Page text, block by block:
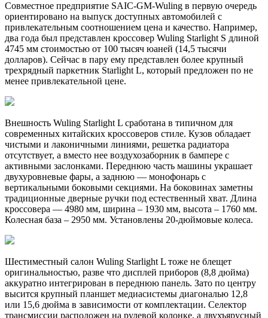
Cовместное предприятие SAIC-GM-Wuling в первую очередь
ориентировано на выпуск доступных автомобилей с
привлекательным соотношением цена и качество. Например,
два года был представлен кроссовер Wuling Starlight S длиной
4745 мм стоимостью от 100 тысяч юаней (14,5 тысячи
долларов). Сейчас в пару ему представлен более крупный
трехрядный паркетник Starlight L, который предложен по не
менее привлекательной цене.
Внешность Wuling Starlight L сработана в типичном для
современных китайских кроссоверов стиле. Кузов обладает
чистыми и лаконичными линиями, решетка радиатора
отсутствует, а вместо нее воздухозаборник в бампере с
активными заслонками. Переднюю часть машины украшает
двухуровневые фары, а заднюю — монофонарь с
вертикальными боковыми секциями. На боковинах заметны
традиционные дверные ручки под естественный хват. Длина
кроссовера — 4980 мм, ширина – 1930 мм, высота – 1760 мм.
Колесная база – 2950 мм. Установлены 20-дюймовые колеса.
Шестиместный салон Wuling Starlight L тоже не блещет
оригинальностью, разве что дисплей приборов (8,8 дюйма)
аккуратно интегрирован в переднюю панель. Зато по центру
высится крупный планшет медиасистемы диагональю 12,8
или 15,6 дюйма в зависимости от комплектации. Селектор
трансмиссии расположен на рулевой колонке, а двухъярусный